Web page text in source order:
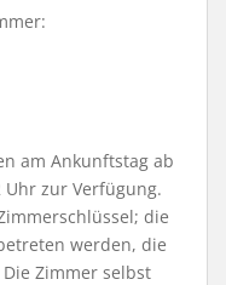
am Ankunftstag ab
zur Verfügung.
die
werden, die
Zimmer selbst